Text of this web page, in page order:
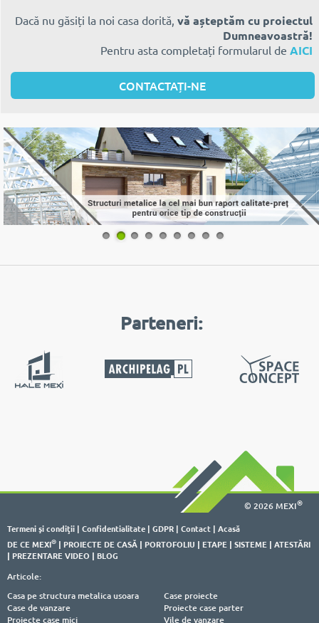
Dacă nu găsiți la noi casa dorită, vă așteptăm cu proiectul
Dumneavoastră!
Pentru asta completați formularul de AICI
CONTACTAȚI-NE
1 2 3 4 5 6 7 8 9
Parteneri:
© 2026 MEXI®
Termeni şi condiţii | Confidentialitate | GDPR | Contact | Acasă
DE CE MEXI® | PROIECTE DE CASĂ | PORTOFOLIU | ETAPE | SISTEME | ATESTĂRI
| PREZENTARE VIDEO | BLOG
Articole:
Casa pe structura metalica usoara
Case de vanzare
Proiecte case mici
Case proiecte
Proiecte case parter
Vile de vanzare